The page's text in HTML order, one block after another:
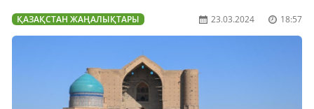
ҚАЗАҚСТАН ЖАҢАЛЫҚТАРЫ 23.03.2024 18:57